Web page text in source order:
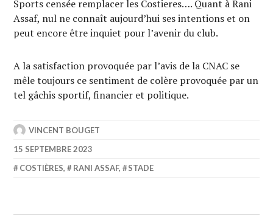
Sports censée remplacer les Costieres…. Quant à Rani
Assaf, nul ne connaît aujourd’hui ses intentions et on
peut encore être inquiet pour l’avenir du club.
A la satisfaction provoquée par l’avis de la CNAC se
mêle toujours ce sentiment de colère provoquée par un
tel gâchis sportif, financier et politique.
VINCENT BOUGET
15 SEPTEMBRE 2023
COSTIÈRES, RANI ASSAF, STADE